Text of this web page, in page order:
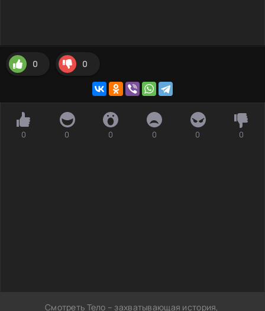
0 0
0 0 0 0 0 0
Смотреть Тело – захватывающая история,